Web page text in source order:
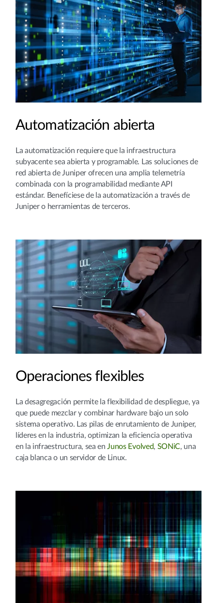
Automatización abierta
La automatización requiere que la infraestructura
subyacente sea abierta y programable. Las soluciones de
red abierta de Juniper ofrecen una amplia telemetría
combinada con la programabilidad mediante API
estándar. Benefíciese de la automatización a través de
Juniper o herramientas de terceros.
Operaciones flexibles
La desagregación permite la flexibilidad de despliegue, ya
que puede mezclar y combinar hardware bajo un solo
sistema operativo. Las pilas de enrutamiento de Juniper,
líderes en la industria, optimizan la eficiencia operativa
en la infraestructura, sea enJunos Evolved, SONiC, una
caja blanca o un servidor de Linux.